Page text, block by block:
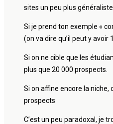
sites un peu plus
Si je prend ton exemple «
(on va dire qu’il peut y
Si on ne cible que les
plus que 20 000 prospects.
Si on affine encore la niche,
prospects
C’est un peu paradoxal, je